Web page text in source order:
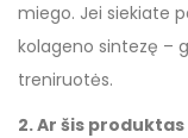
miego. Jei siekiate
kolageno sintezę –
treniruotės.
2. Ar šis